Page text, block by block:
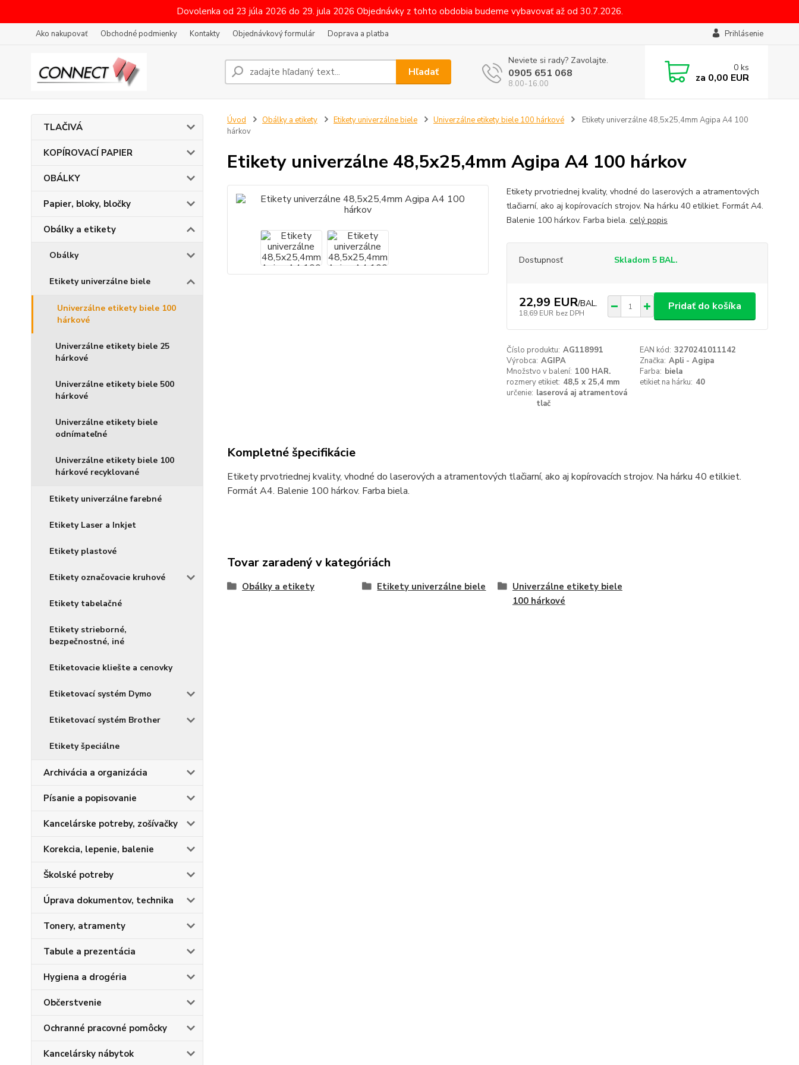
Dovolenka od 23 júla 2026 do 29. jula 2026 Objednávky z tohto obdobia budeme vybavovať až od 30.7.2026.
Ako nakupovať Obchodné podmienky Kontakty Objednávkový formulár Doprava a platba Prihlásenie
Hľadať
Neviete si rady? Zavolajte.
0905 651 068
8.00-16.00
0 ks
za 0,00 EUR
TLAČIVÁ
KOPÍROVACÍ PAPIER
OBÁLKY
Papier, bloky, bločky
Obálky a etikety
Obálky
Etikety univerzálne biele
Univerzálne etikety biele 100
hárkové
Univerzálne etikety biele 25
hárkové
Univerzálne etikety biele 500
hárkové
Univerzálne etikety biele
odnímateľné
Univerzálne etikety biele 100
hárkové recyklované
Etikety univerzálne farebné
Etikety Laser a Inkjet
Etikety plastové
Etikety označovacie kruhové
Etikety tabelačné
Etikety strieborné,
bezpečnostné, iné
Etiketovacie kliešte a cenovky
Etiketovací systém Dymo
Etiketovací systém Brother
Etikety špeciálne
Archivácia a organizácia
Písanie a popisovanie
Kancelárske potreby, zošívačky
Korekcia, lepenie, balenie
Školské potreby
Úprava dokumentov, technika
Tonery, atramenty
Tabule a prezentácia
Hygiena a drogéria
Občerstvenie
Ochranné pracovné pomôcky
Kancelársky nábytok
Úvod Obálky a etikety Etikety univerzálne biele Univerzálne etikety biele 100 hárkové
Etikety univerzálne 48,5x25,4mm Agipa A4 100
hárkov
Etikety univerzálne 48,5x25,4mm Agipa A4 100 hárkov
Etikety prvotriednej kvality, vhodné do laserových a atramentových
tlačiarní, ako aj kopírovacích strojov. Na hárku 40 etilkiet. Formát A4.
Balenie 100 hárkov. Farba biela. celý popis
Dostupnosť Skladom 5 BAL.
22,99 EUR/BAL.
18,69 EUR bez DPH
Pridať do košíka
Číslo produktu: AG118991 EAN kód: 3270241011142
Výrobca: AGIPA Značka: Apli - Agipa
Množstvo v balení: 100 HAR. Farba: biela
rozmery etikiet: 48,5 x 25,4 mm etikiet na hárku: 40
určenie: laserová aj atramentová
tlač
Kompletné špecifikácie
Etikety prvotriednej kvality, vhodné do laserových a atramentových tlačiarní, ako aj kopírovacích strojov. Na hárku 40 etilkiet.
Formát A4. Balenie 100 hárkov. Farba biela.
Tovar zaradený v kategóriách
Obálky a etikety Etikety univerzálne biele
Univerzálne etikety biele
100 hárkové